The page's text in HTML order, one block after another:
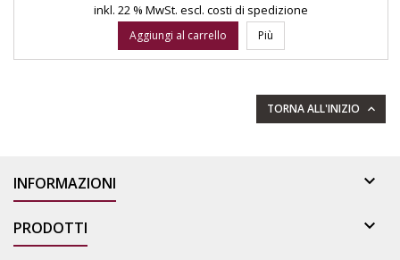
inkl. 22 % MwSt. escl. costi di spedizione
Aggiungi al carrello Più
TORNA ALL'INIZIO 
INFORMAZIONI 
PRODOTTI 